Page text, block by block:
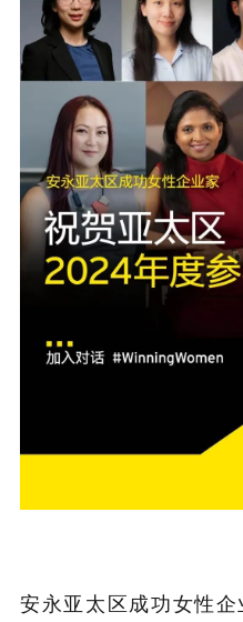
安永亚太区成功女性